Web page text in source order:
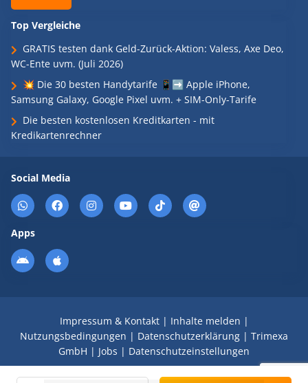
Top Vergleiche
GRATIS testen dank Geld-Zurück-Aktion: Valess, Axe Deo,
WC-Ente uvm. (Juli 2026)
💥 Die 30 besten Handytarife 📱➡️ Apple iPhone,
Samsung Galaxy, Google Pixel uvm. + SIM-Only-Tarife
Die besten kostenlosen Kreditkarten - mit
Kredikartenrechner
Social Media
Apps
Impressum & Kontakt| Inhalte melden |
Nutzungsbedingungen | Datenschutzerklärung | Trimexa
GmbH | Jobs | Datenschutzeinstellungen
© 2008 - 2026 Schnäppchen Blog mit Doktortitel -